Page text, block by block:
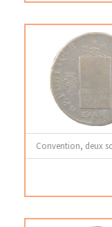
Convention, deux